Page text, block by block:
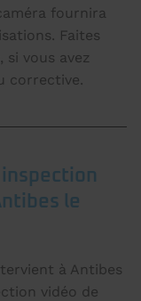
fournira
Faites
si vous avez
corrective.
le
à Antibes
vidéo de